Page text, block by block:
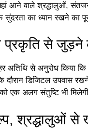
आने वाले श्रद्धालुओं,
सुंदरता का ध्यान रखने का
प्रकृति से जुड़ने
अतिथि से अनुरोध
दौरान डिजिटल उपवास
एक अलग संतुष्टि भी
श्रद्धालुओं से